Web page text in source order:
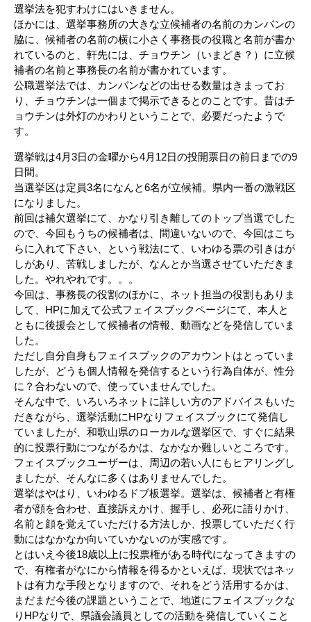
選挙法を犯すわけにはいきません。
ほかには、選挙事務所の大きな立候補者の名前のカンバンの
脇に、候補者の名前の横に小さく事務長の役職と名前が書か
れているのと、軒先には、チョウチン（いまどき？）に立候
補者の名前と事務長の名前が書かれています。
公職選挙法では、カンバンなどの出せる数量はきまってお
り、チョウチンは一個まで掲示できるとのことです。昔はチ
ョウチンは外灯のかわりということで、必要だったようで
す。
選挙戦は4月3日の金曜から4月12日の投開票日の前日までの9
日間。
当選挙区は定員3名になんと6名が立候補。県内一番の激戦区
になりました。
前回は補欠選挙にて、かなり引き離してのトップ当選でした
ので、今回もうちの候補者は、間違いないので、今回はこち
らに入れて下さい、という戦法にて、いわゆる票の引きはが
しがあり、苦戦しましたが、なんとか当選させていただきま
した。やれやれです。。。
今回は、事務長の役割のほかに、ネット担当の役割もありま
して、HPに加えて公式フェイスブックページにて、本人と
ともに後援会として候補者の情報、動画などを発信していま
した。
ただし自分自身もフェイスブックのアカウントはとっていま
したが、どうも個人情報を発信するという行為自体が、性分
に？合わないので、使っていませんでした。
そんな中で、いろいろネットに詳しい方のアドバイスもいた
だきながら、選挙活動にHPなりフェイスブックにて発信し
ていましたが、和歌山県のローカルな選挙区で、すぐに結果
的に投票行動につながるかは、なかなか難しいところです。
フェイスブックユーザーは、周辺の若い人にもヒアリングし
ましたが、そんなに多くはありませんでした。
選挙はやはり、いわゆるドブ板選挙。選挙は、候補者と有権
者が顔を合わせ、直接訴えかけ、握手し、必死に語りかけ、
名前と顔を覚えていただける方法しか、投票していただく行
動にはなかなか向いていかないのが実感です。
とはいえ今後18歳以上に投票権がある時代になってきますの
で、有権者がなにから情報を得るかといえば、現状ではネッ
トは有力な手段となりますので、それをどう活用するかは、
まだまだ今後の課題ということで、地道にフェイスブックな
りHPなりで、県議会議員としての活動を発信していくこと